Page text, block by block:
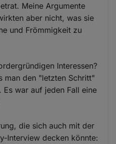
Meine Argumente
aber nicht, was sie
und Frömmigkeit zu
Interessen?
man den "letzten Schritt"
war auf jeden Fall eine
die sich auch mit der
Interview decken könnte: